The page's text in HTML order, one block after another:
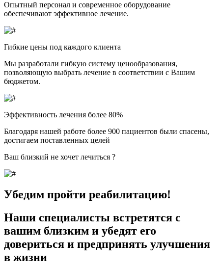
Опытный персонал и современное оборудование
обеспечивают эффективное лечение.
Гибкие цены под каждого клиента
Мы разработали гибкую систему ценообразования,
позволяющую выбрать лечение в соответствии с Вашим
бюджетом.
Эффективность лечения более 80%
Благодаря нашей работе более 900 пациентов были спасены,
достигаем поставленных целей
Ваш близкий не хочет лечиться ?
Убедим пройти реабилитацию!
Наши специалисты встретятся с
вашим близким и убедят его
довериться и предпринять улучшения
в жизни